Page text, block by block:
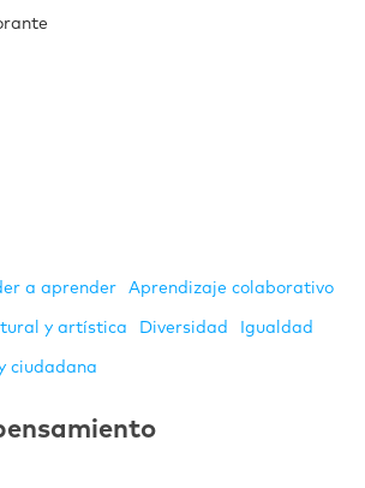
a aprender Aprendizaje colaborativo
y artística Diversidad Igualdad
ciudadana